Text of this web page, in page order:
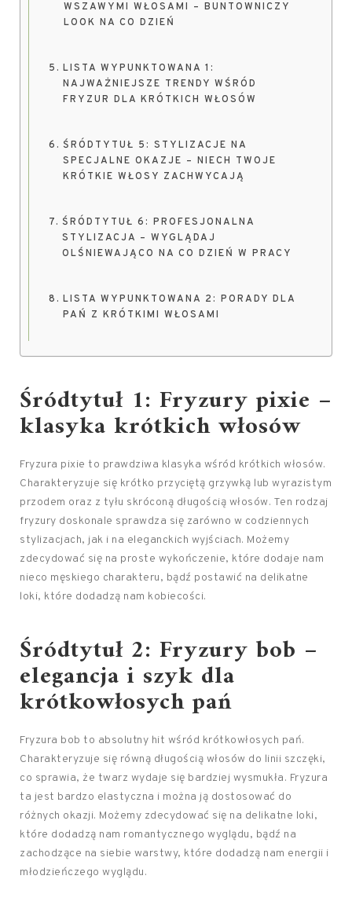
WSZAWYMI WŁOSAMI – BUNTOWNICZY
LOOK NA CO DZIEŃ
LISTA WYPUNKTOWANA 1:
NAJWAŻNIEJSZE TRENDY WŚRÓD
FRYZUR DLA KRÓTKICH WŁOSÓW
ŚRÓDTYTUŁ 5: STYLIZACJE NA
SPECJALNE OKAZJE – NIECH TWOJE
KRÓTKIE WŁOSY ZACHWYCAJĄ
ŚRÓDTYTUŁ 6: PROFESJONALNA
STYLIZACJA – WYGLĄDAJ
OLŚNIEWAJĄCO NA CO DZIEŃ W PRACY
LISTA WYPUNKTOWANA 2: PORADY DLA
PAŃ Z KRÓTKIMI WŁOSAMI
Śródtytuł 1: Fryzury pixie –
klasyka krótkich włosów
Fryzura pixie to prawdziwa klasyka wśród krótkich włosów.
Charakteryzuje się krótko przyciętą grzywką lub wyrazistym
przodem oraz z tyłu skróconą długością włosów. Ten rodzaj
fryzury doskonale sprawdza się zarówno w codziennych
stylizacjach, jak i na eleganckich wyjściach. Możemy
zdecydować się na proste wykończenie, które dodaje nam
nieco męskiego charakteru, bądź postawić na delikatne
loki, które dodadzą nam kobiecości.
Śródtytuł 2: Fryzury bob –
elegancja i szyk dla
krótkowłosych pań
Fryzura bob to absolutny hit wśród krótkowłosych pań.
Charakteryzuje się równą długością włosów do linii szczęki,
co sprawia, że twarz wydaje się bardziej wysmukła. Fryzura
ta jest bardzo elastyczna i można ją dostosować do
różnych okazji. Możemy zdecydować się na delikatne loki,
które dodadzą nam romantycznego wyglądu, bądź na
zachodzące na siebie warstwy, które dodadzą nam energii i
młodzieńczego wyglądu.